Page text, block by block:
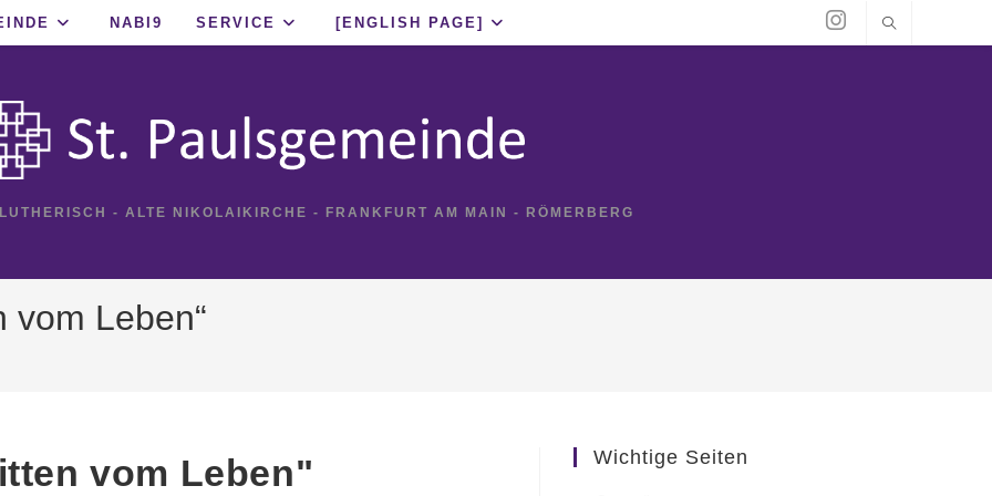
NABI9 SERVICE [ENGLISH PAGE]
- ALTE NIKOLAIKIRCHE - FRANKFURT AM MAIN - RÖMERBERG
vom Leben“
vom Leben" Wichtige Seiten